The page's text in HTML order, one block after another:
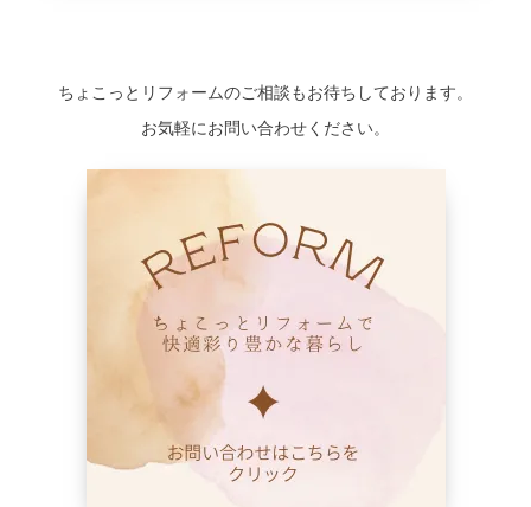
ちょこっとリフォームのご相談もお待ちしております。
お気軽にお問い合わせください。